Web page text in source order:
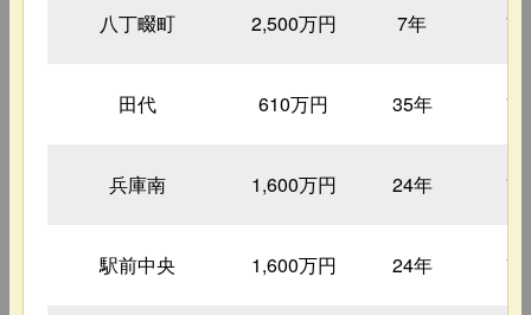
八丁畷町 2,500万円 7年
田代 610万円 35年
兵庫南 1,600万円 24年
駅前中央 1,600万円 24年